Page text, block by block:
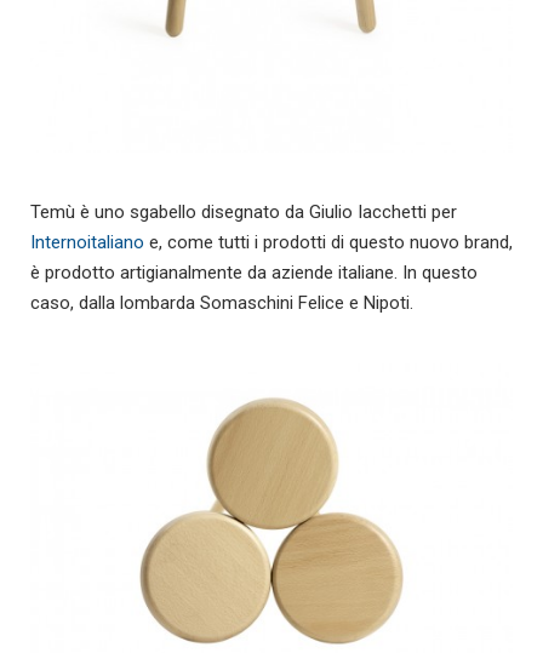
Temù è uno sgabello disegnato da Giulio Iacchetti per
Internoitaliano e, come tutti i prodotti di questo nuovo brand,
è prodotto artigianalmente da aziende italiane. In questo
caso, dalla lombarda Somaschini Felice e Nipoti.